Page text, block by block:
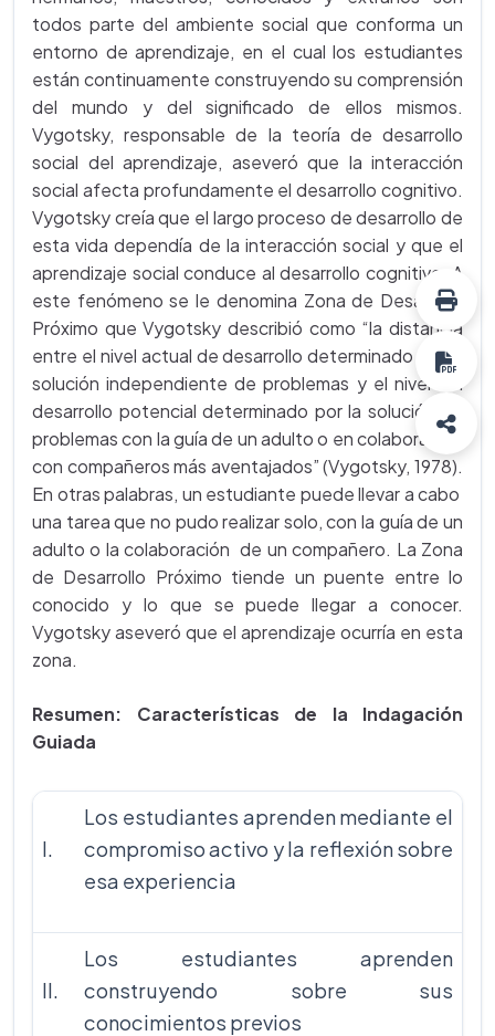
todos parte del ambiente social que conforma un
entorno de aprendizaje, en el cual los estudiantes
están continuamente construyendo su comprensión
del mundo y del significado de ellos mismos.
Vygotsky, responsable de la teoría de desarrollo
social del aprendizaje, aseveró que la interacción
social afecta profundamente el desarrollo cognitivo.
Vygotsky creía que el largo proceso de desarrollo de
esta vida dependía de la interacción social y que el
aprendizaje social conduce al desarrollo cognitivo. A
este fenómeno se le denomina Zona de Desarrollo
Próximo que Vygotsky describió como “la distancia
entre el nivel actual de desarrollo determinado por la
solución independiente de problemas y el nivel del
desarrollo potencial determinado por la solución de
problemas con la guía de un adulto o en colaboración
con compañeros más aventajados” (Vygotsky, 1978).
En otras palabras, un estudiante puede llevar a cabo
una tarea que no pudo realizar solo, con la guía de un
adulto o la colaboración de un compañero. La Zona
de Desarrollo Próximo tiende un puente entre lo
conocido y lo que se puede llegar a conocer.
Vygotsky aseveró que el aprendizaje ocurría en esta
zona.
Resumen: Características de la Indagación
Guiada
I.
Los estudiantes aprenden mediante el
compromiso activo y la reflexión sobre
esa experiencia
II.
Los estudiantes aprenden
construyendo sobre sus
conocimientos previos